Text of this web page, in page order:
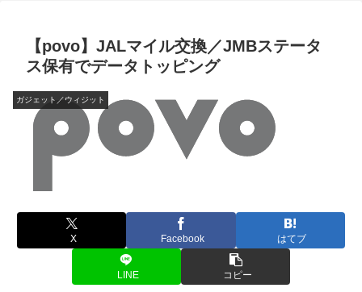
【povo】JALマイル交換／JMBステータ
ス保有でデータトッピング
ガジェット／ウィジット
X Facebook はてブ
LINE コピー